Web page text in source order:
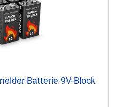
Batterie 9V-Block